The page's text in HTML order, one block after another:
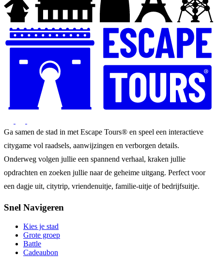
Ga samen de stad in met Escape Tours® en speel een interactieve
citygame vol raadsels, aanwijzingen en verborgen details.
Onderweg volgen jullie een spannend verhaal, kraken jullie
opdrachten en zoeken jullie naar de geheime uitgang. Perfect voor
een dagje uit, citytrip, vriendenuitje, familie-uitje of bedrijfsuitje.
Snel Navigeren
Kies je stad
Grote groep
Battle
Cadeaubon